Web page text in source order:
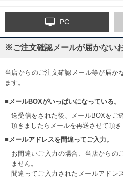
PC
※ご注文確認メールが届かない
当店からのご注文確認メール等が届か
ます。
■メールBOXがいっぱいになっている。
送受信をされた後、メールBOXをご
頂きましたらメールを再送させて頂き
■メールアドレスを間違ってご入力。
お間違いご入力の場合、当店からの
ません。
間違ってご入力されたメールアドレ